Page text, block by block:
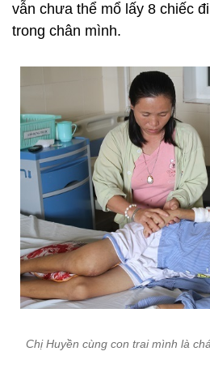
vẫn chưa thể mổ lấy 8 chiếc
trong chân mình.
Chị Huyền cùng con trai mình là